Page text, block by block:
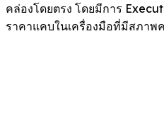
คล่องโดยตรง โดยมีการ
ราคาแคบในเครื่องมือที่มีสภาพ